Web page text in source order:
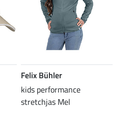
Felix Bühler
kids performance
stretchjas Mel